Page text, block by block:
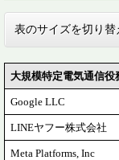
表のサイズを切り替
大規模特定電気通信役
Google LLC
LINEヤフー株式会社
Meta Platforms, Inc